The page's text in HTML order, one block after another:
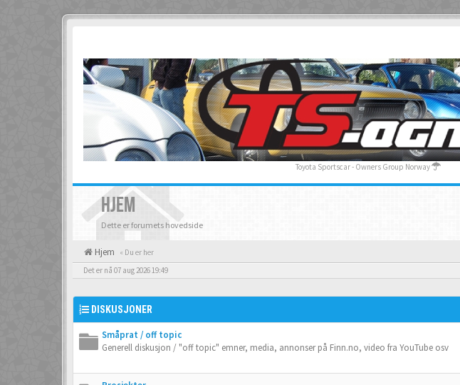
Toyota Sportscar - Owners Group Norway
HJEM
Dette er forumets hovedside
Hjem « Du er her
Det er nå 07 aug 2026 19:49
DISKUSJONER
Småprat / off topic
Generell diskusjon / "off topic" emner, media, annonser på Finn.no, video fra YouTube osv